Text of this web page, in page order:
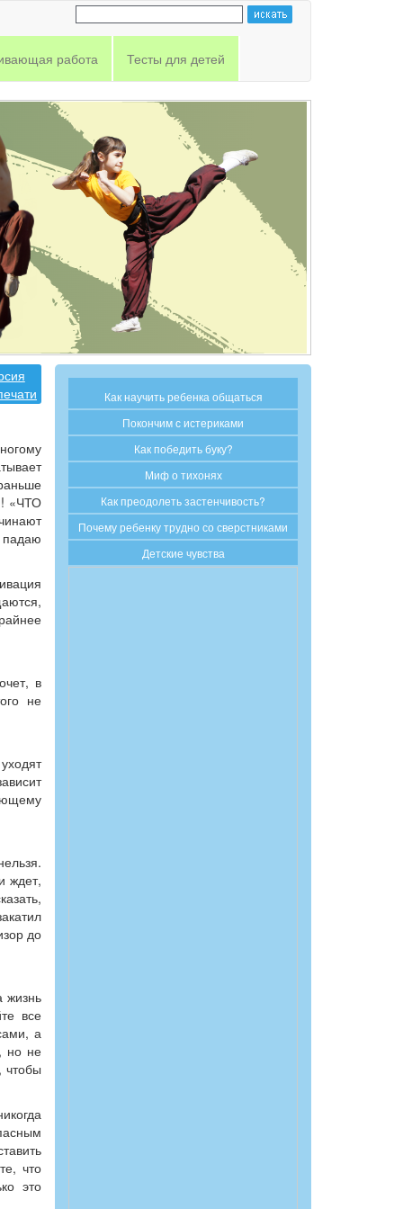
работа Тесты для детей
«ЧТО
падаю
в
не
ждет,
до
жизнь
все
а
но не
чтобы
что
это
Как научить ребенка общаться
Покончим с истериками
Как победить буку?
Миф о тихонях
Как преодолеть застенчивость?
Почему ребенку трудно со сверстниками
Детские чувства